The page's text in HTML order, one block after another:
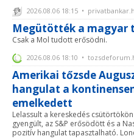
2026.08.06 18:15 •
Megütötték a magyar
Csak a Mol tudott erősödni.
2026.08.06 18:10 •
Amerikai tőzsde
hangulat a
emelkedett
Lelassult a kereskedés
gyengült, az S&P erősödött és a
pozitív hangulat tapasztalható.